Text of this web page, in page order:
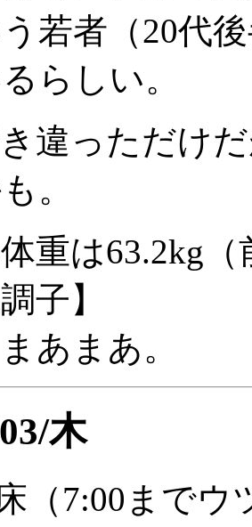
若者（20代
らしい。
違っただけ
。
重は63.2kg（
子】
あまあ。
木
床（7:00まで